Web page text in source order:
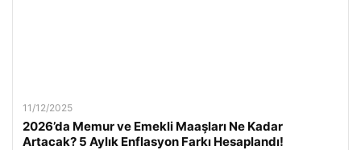
11/12/2025
2026’da Memur ve Emekli Maaşları Ne Kadar
Artacak? 5 Aylık Enflasyon Farkı Hesaplandı!